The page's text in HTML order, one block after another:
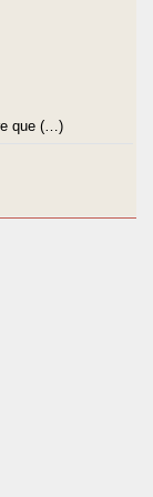
que (…)